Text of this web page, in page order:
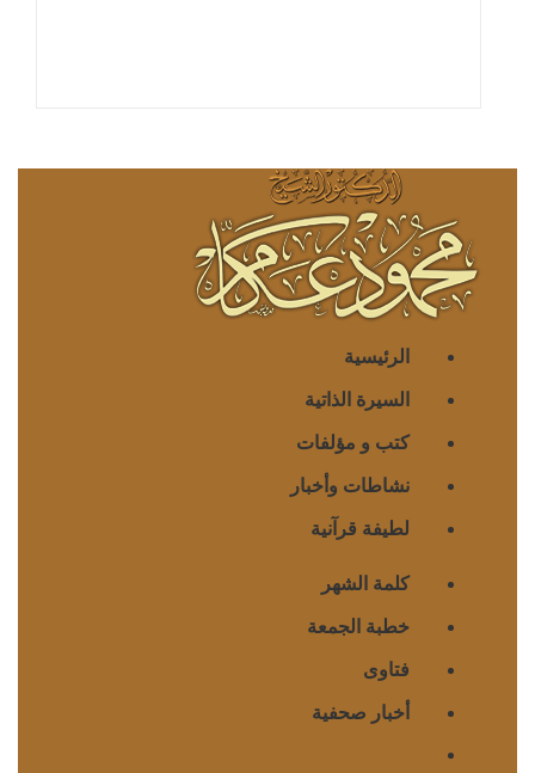
الرئيسية
السيرة الذاتية
كتب و مؤلفات
نشاطات وأخبار
لطيفة قرآنية
كلمة الشهر
خطبة الجمعة
فتاوى
أخبار صحفية